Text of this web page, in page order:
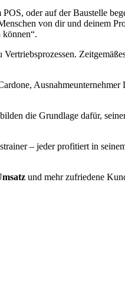
oder auf der Baustelle
von dir und deinem
bilden die Grundlage dafür,
– jeder profitiert in
und mehr zufriedene